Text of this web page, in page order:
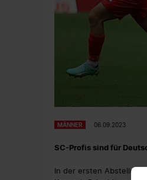
MÄNNER 06.09.2023
SC-Profis sind für
In der ersten